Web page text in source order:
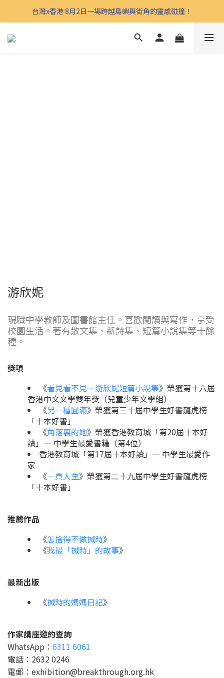
台灣x香港 8月2日一場跨越島嶼與街角的靈感碰撞！
游欣妮
現職中學教師及圖書館主任。喜歡閱讀與寫作，享受
校園生活。著有散文集、新詩集、短篇小說集等十餘
種。
獎項
《看見看不見—游欣妮短篇小說集》榮獲第十六屆
香港中文文學雙年獎（兒童少年文學組）
《另一種圓滿》榮獲第三十屆中學生好書龍虎榜
「十本好書」
《角落裏的她》榮獲香港教育城「第20屆十本好
讀」— 中學生最愛書籍（第4位）
香港教育城「第17屆十本好讀」— 中學生最愛作
家
《一頁人生》榮獲第二十九屆中學生好書龍虎榜
「十本好書」
推薦作品
《怎捨得不做搣時》
《我最「搣時」的故事》
最新出版
《搣時的媽媽日記》
作家講座邀約查詢
WhatsApp： 6311 6061
電話：2632 0246
電郵：exhibition@breakthrough.org.hk